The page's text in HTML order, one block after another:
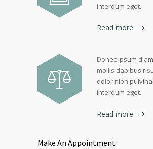
interdum eget.
Read more
Donec ipsum
mollis dapibus
dolor nibh
interdum eget.
Read more
Make An Appointment